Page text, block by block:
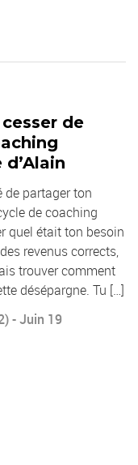
de
de partager ton
de coaching
quel était ton besoin
revenus corrects,
trouver comment
désépargne. Tu […]
- Juin 19